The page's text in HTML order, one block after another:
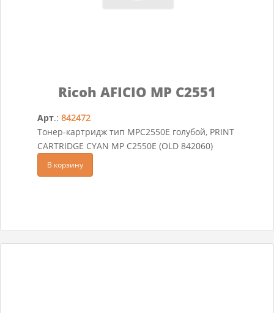
Ricoh AFICIO MP C2551
Арт.: 842472
Тонер-картридж тип MPC2550E голубой, PRINT
CARTRIDGE CYAN MP C2550E (OLD 842060)
В корзину